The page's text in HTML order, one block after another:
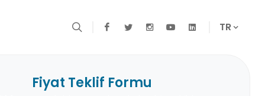
TR
Fiyat Teklif Formu